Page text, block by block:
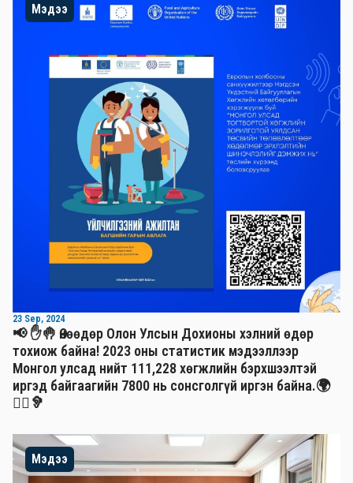
Мэдээ
23 Sep, 2024
📢 ✋🤚 Өнөөдөр Олон Улсын Дохионы хэлний өдөр
тохиож байна! 2023 оны статистик мэдээллээр
Монгол улсад нийт 111,228 хөгжлийн бэрхшээлтэй
иргэд байгаагийн 7800 нь сонсголгүй иргэн байна.🌍
🧏‍♂️🦻
Мэдээ